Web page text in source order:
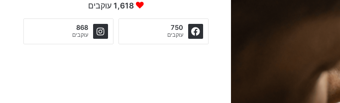
1,618 עוקבים
750
עוקבים
868
עוקבים